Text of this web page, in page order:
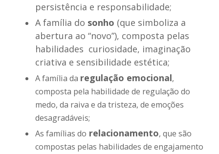
persistência e responsabilidade;
A família do sonho (que simboliza a
abertura ao “novo”), composta pelas
habilidades curiosidade, imaginação
criativa e sensibilidade estética;
A família da regulação emocional,
composta pela habilidade de regulação do
medo, da raiva e da tristeza, de emoções
desagradáveis;
As famílias do relacionamento, que são
compostas pelas habilidades de engajamento